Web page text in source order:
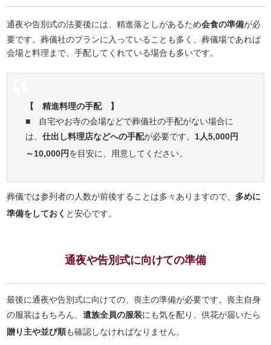
通夜や告別式の法要後には、精進落としがあるため会食の準備が必
要です。葬儀社のプランに入っていることも多く、葬儀場であれば
会場と料理まで、手配してくれている場合も多いです。
【 精進料理の手配 】
■ 自宅やお寺の会場などで葬儀社の手配がない場合に
は、仕出し料理店などへの手配が必要です。1人5,000円
～10,000円を目安に、用意してください。
葬儀では参列者の人数が前後することは多々ありますので、 多めに
準備をしておく と安心です。
通夜や告別式に向けての準備
最後に通夜や告別式に向けての、喪主の準備が必要です。喪主自身
の服装はもちろん、遺族全員の服装にも気を配り、供花が届いたら
贈り主や並び順も確認しなければなりません。